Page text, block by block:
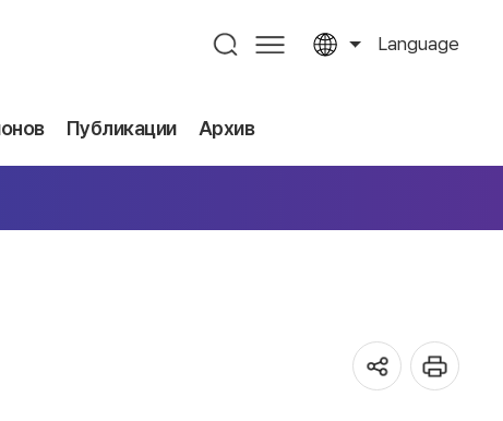
Language
Публикации Архив